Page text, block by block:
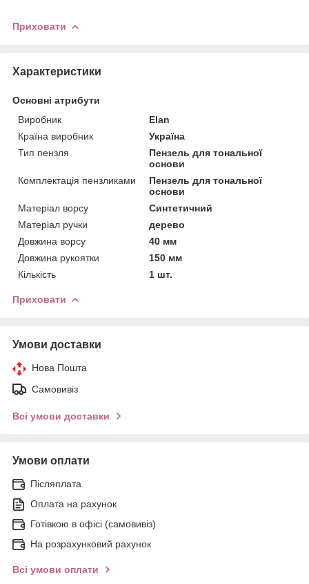
Приховати
Характеристики
Основні атрибути
Виробник
Elan
Країна виробник
Україна
Тип пензля
Пензель для тональної
основи
Комплектація пензликами
Пензель для тональної
основи
Матеріал ворсу
Синтетичний
Матеріал ручки
дерево
Довжина ворсу
40 мм
Довжина рукоятки
150 мм
Кількість
1 шт.
Приховати
Умови доставки
Нова Пошта
Самовивіз
Всі умови доставки
Умови оплати
Післяплата
Оплата на рахунок
Готівкою в офісі (самовивіз)
На розрахунковий рахунок
Всі умови оплати